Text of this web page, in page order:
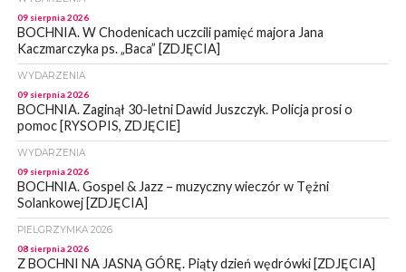
09 sierpnia 2026
BOCHNIA. W Chodenicach uczcili pamięć majora Jana
Kaczmarczyka ps. „Baca” [ZDJĘCIA]
WYDARZENIA
09 sierpnia 2026
BOCHNIA. Zaginął 30-letni Dawid Juszczyk. Policja prosi o
pomoc [RYSOPIS, ZDJĘCIE]
WYDARZENIA
09 sierpnia 2026
BOCHNIA. Gospel & Jazz – muzyczny wieczór w Tężni
Solankowej [ZDJĘCIA]
PIELGRZYMKA 2026
08 sierpnia 2026
Z BOCHNI NA JASNĄ GÓRĘ. Piąty dzień wędrówki [ZDJĘCIA]